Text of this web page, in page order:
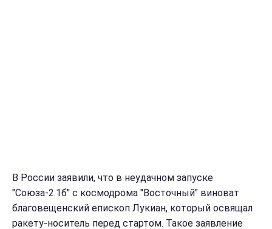
В России заявили, что в неудачном запуске
"Союза-2.1б" с космодрома "Восточный" виноват
благовещенский епископ Лукиан, который освящал
ракету-носитель перед стартом. Такое заявление